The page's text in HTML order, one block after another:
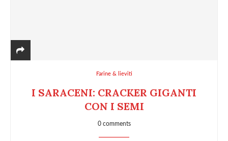
Farine & lieviti
I SARACENI: CRACKER GIGANTI
CON I SEMI
0 comments